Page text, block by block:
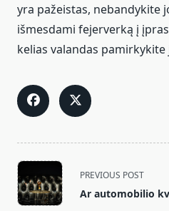
yra pažeistas, nebandykite
išmesdami fejerverką į
kelias valandas pamirkykite
<span
class="nav-
subtitle
PREVIOUS POST
Ar automobilio